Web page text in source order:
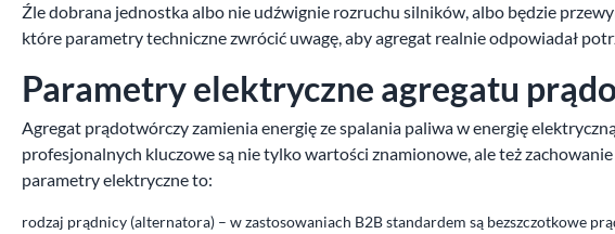
Źle dobrana jednostka albo nie udźwignie rozruchu silników, albo będzie
które parametry techniczne zwrócić uwagę, aby agregat realnie odpowiadał
Parametry elektryczne agregatu
Agregat prądotwórczy zamienia energię ze spalania paliwa w energię
profesjonalnych kluczowe są nie tylko wartości znamionowe, ale też
parametry elektryczne to:
rodzaj prądnicy (alternatora) – w zastosowaniach B2B standardem są bezszczotkowe